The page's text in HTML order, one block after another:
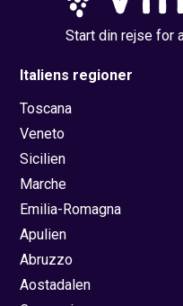
Start din rejse for
Italiens regioner
Toscana
Veneto
Sicilien
Marche
Emilia-Romagna
Apulien
Abruzzo
Aostadalen